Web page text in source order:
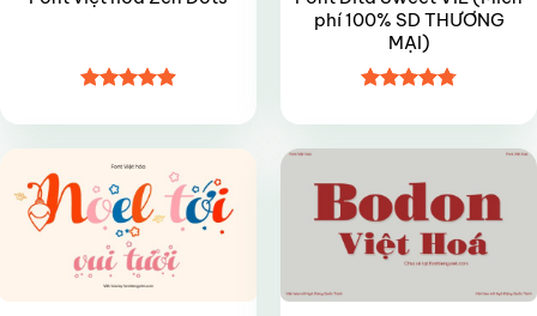
hạng4.95
sao
phí 100% SD THƯƠNG
MẠI)
hạng4.85
sao